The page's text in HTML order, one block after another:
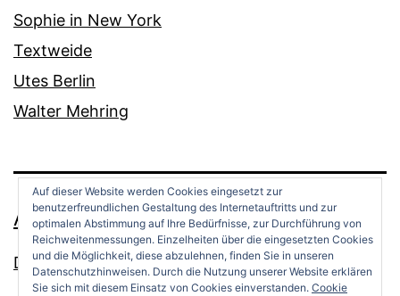
Sophie in New York
Textweide
Utes Berlin
Walter Mehring
ANDREAS OPPERMANN
Datenschutz
Auf dieser Website werden Cookies eingesetzt zur
benutzerfreundlichen Gestaltung des Internetauftritts und zur
optimalen Abstimmung auf Ihre Bedürfnisse, zur Durchführung von
Reichweitenmessungen. Einzelheiten über die eingesetzten Cookies
und die Möglichkeit, diese abzulehnen, finden Sie in unseren
Datenschutzhinweisen. Durch die Nutzung unserer Website erklären
Sie sich mit diesem Einsatz von Cookies einverstanden. Cookie